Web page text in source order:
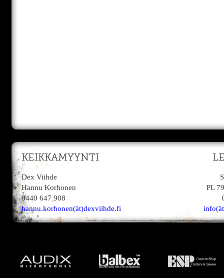
KEIKKAMYYNTI
Dex Viihde
Hannu Korhonen
0440 647 908
hannu.korhonen(ät)dexviihde.fi
PL